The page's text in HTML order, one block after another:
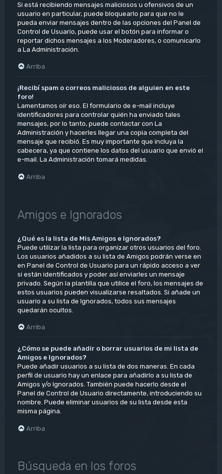
Si está recibiendo mensajes maliciosos u ofensivos de un
usuario en particular, puede bloquearlo para que no le
pueda enviar mensajes dentro de las opciones del Panel de
Control de Usuario, puede usar el botón para informar o
reportar dichos mensajes a los Moderadores, o comunicarlo
a La Administración.
Arriba
¡Recibí spam o correos maliciosos de alguien en este
foro!
Lamentamos oír eso. El formulario de e-mail incluye
identificadores para controlar quién ha enviado tales
mensajes, por lo tanto, puede contactar con La
Administración y hacerles llegar una copia completa del
mensaje que recibió. Es muy importante que incluya la
cabecera, ya que contiene los datos del usuario que envió el
e-mail. La Administración tomará medidas.
Arriba
Amigos e Ignorados
¿Qué es la lista de Mis Amigos e Ignorados?
Puede utilizar la lista para organizar otros usuarios del foro.
Los usuarios añadidos a su lista de Amigos podrán verse en
en Panel de Control de Usuario para un rápido acceso a ver
si están identificados y poder así enviarles un mensaje
privado. Según la plantilla que utilice el foro, los mensajes de
estos usuarios pueden visualizarse resaltados. Si añade un
usuario a su lista de Ignorados, todos sus mensajes
quedarán ocultos.
Arriba
¿Cómo se puede añadir o borrar usuarios de mi lista de
Amigos e Ignorados?
Puede añadir usuarios a su lista de dos maneras. En cada
perfil de usuario hay un enlace para añadirlo a su lista de
Amigos y/o Ignorados. También puede hacerlo desde el
Panel de Control de Usuario directamente, introduciendo su
nombre. Puede eliminar usuarios de su lista desde esta
misma página.
Arriba
Búsqueda en los foros